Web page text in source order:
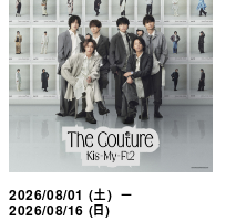
2026/08/01 (土) －
2026/08/16 (日)